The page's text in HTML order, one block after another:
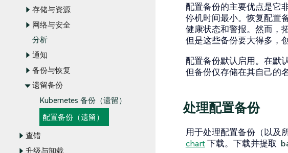
存储与资源
网络与安全
分析
通知
备份与恢复
遗留备份
Kubernetes 备份（遗留）
配置备份（遗留）
查错
升级与卸载
配置备份的主要优点是它
停机时间最小。恢复配置
健康状态和警报。然而，
但是这些备份要大得多，
配置备份默认启用。在默
但备份仅存储在其自己的
处理配置备份
用于处理配置备份（以及
chart下载。下载并提取